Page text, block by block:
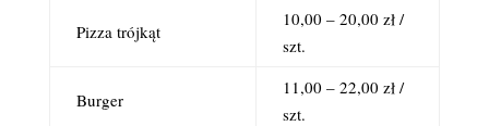
Pizza trójkąt
10,00 – 20,00 zł /
szt.
Burger
11,00 – 22,00 zł /
szt.